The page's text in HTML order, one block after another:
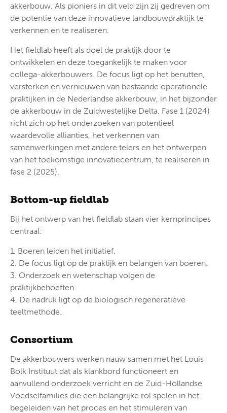
akkerbouw. Als pioniers in dit veld zijn zij gedreven om
de potentie van deze innovatieve landbouwpraktijk te
verkennen en te realiseren.
Het fieldlab heeft als doel de praktijk door te
ontwikkelen en deze toegankelijk te maken voor
collega-akkerbouwers. De focus ligt op het benutten,
versterken en vernieuwen van bestaande operationele
praktijken in de Nederlandse akkerbouw, in het bijzonder
de akkerbouw in de Zuidwestelijke Delta. Fase 1 (2024)
richt zich op het onderzoeken van potentieel
waardevolle allianties, het verkennen van
samenwerkingen met andere telers en het ontwerpen
van het toekomstige innovatiecentrum, te realiseren in
fase 2 (2025).
Bottom-up fieldlab
Bij het ontwerp van het fieldlab staan vier kernprincipes
centraal:
1. Boeren leiden het initiatief.
2. De focus ligt op de praktijk en belangen van boeren.
3. Onderzoek en wetenschap volgen de
praktijkbehoeften.
4. De nadruk ligt op de biologisch regeneratieve
teeltmethode.
Consortium
De akkerbouwers werken nauw samen met het Louis
Bolk Instituut dat als klankbord functioneert en
aanvullend onderzoek verricht en de Zuid-Hollandse
Voedselfamilies die een belangrijke rol spelen in het
begeleiden van het proces en het stimuleren van